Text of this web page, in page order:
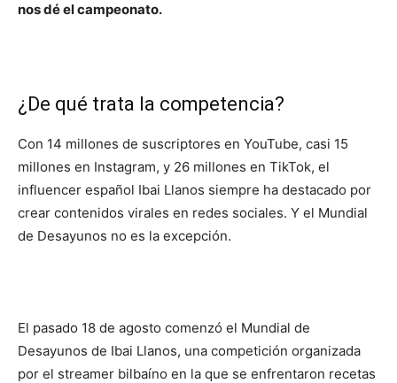
nos dé el campeonato.
¿De qué trata la competencia?
Con 14 millones de suscriptores en YouTube, casi 15
millones en Instagram, y 26 millones en TikTok, el
influencer español Ibai Llanos siempre ha destacado por
crear contenidos virales en redes sociales. Y el Mundial
de Desayunos no es la excepción.
El pasado 18 de agosto comenzó el Mundial de
Desayunos de Ibai Llanos, una competición organizada
por el streamer bilbaíno en la que se enfrentaron recetas